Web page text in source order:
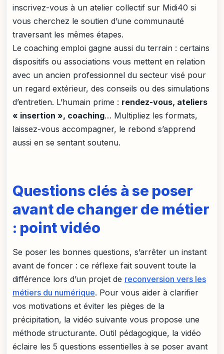
inscrivez-vous à un atelier collectif sur Midi40 si
vous cherchez le soutien d’une communauté
traversant les mêmes étapes.
Le coaching emploi gagne aussi du terrain : certains
dispositifs ou associations vous mettent en relation
avec un ancien professionnel du secteur visé pour
un regard extérieur, des conseils ou des simulations
d’entretien. L’humain prime : rendez-vous, ateliers
« insertion », coaching… Multipliez les formats,
laissez-vous accompagner, le rebond s’apprend
aussi en se sentant soutenu.
Questions clés à se poser
avant de changer de métier
: point vidéo
Se poser les bonnes questions, s’arrêter un instant
avant de foncer : ce réflexe fait souvent toute la
différence lors d’un projet de reconversion vers les
métiers du numérique. Pour vous aider à clarifier
vos motivations et éviter les pièges de la
précipitation, la vidéo suivante vous propose une
méthode structurante. Outil pédagogique, la vidéo
éclaire les 5 questions essentielles à se poser avant